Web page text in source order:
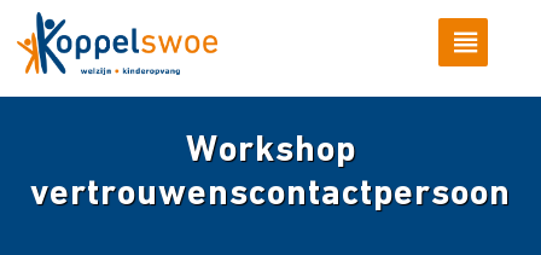
Workshop
vertrouwenscontactpersoon